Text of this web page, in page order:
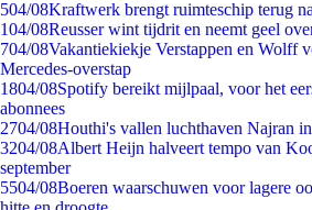
504/08Kraftwerk brengt ruimteschip terug
104/08Reusser wint tijdrit en neemt geel
704/08Vakantiekiekje Verstappen en Wolff
Mercedes-overstap
1804/08Spotify bereikt mijlpaal, voor het
abonnees
2704/08Houthi's vallen luchthaven Najran
3204/08Albert Heijn halveert tempo van
september
5504/08Boeren waarschuwen voor lagere